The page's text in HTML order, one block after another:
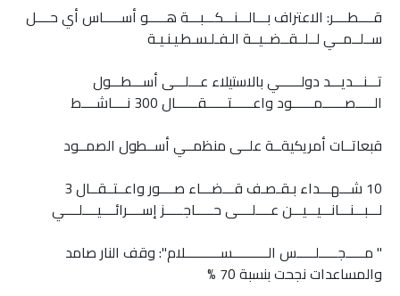
قــــطــــر: الاعتراف بـــالـــنـــكـــبـــة هـــــو أســـــاس أي حــــل
ســلــمــي لــلــقــضــيــة الـفـلـسـطـيـنـيـة
تـــنـــديـــد دولــــــي بالاستيلاء عـــلـــى أســـطـــول
الـــــصــــــمــــــود واعــــــتــــــقــــــال 300 نــــاشــــط
قبعاتــات أمريكيةــة علــى منظمــي أســطول الصمــود
10 شـــهـــداء بـقـصـف قـــضـــاء صــــور واعــتــقــال 3
لـــبـــنـــانـــيـــيـــن عــــلــــى حـــــاجـــــز إســــرائــــيــــلــــي
" مـــــجـــــلـــــس الــــــــــســــــــــلام": وقف النار صامد
والمساعدات نجحت بنسبة 70 %